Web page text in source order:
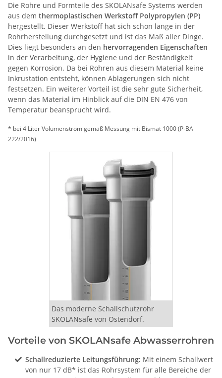
Die Rohre und Formteile des SKOLANsafe Systems werden
aus dem thermoplastischen Werkstoff Polypropylen (PP)
hergestellt. Dieser Werkstoff hat sich schon lange in der
Rohrherstellung durchgesetzt und ist das Maß aller Dinge.
Dies liegt besonders an den hervorragenden Eigenschaften
in der Verarbeitung, der Hygiene und der Beständigkeit
gegen Korrosion. Da bei Rohren aus diesem Material keine
Inkrustation entsteht, können Ablagerungen sich nicht
festsetzen. Ein weiterer Vorteil ist die sehr gute Sicherheit,
wenn das Material im Hinblick auf die DIN EN 476 von
Temperatur beansprucht wird.
* bei 4 Liter Volumenstrom gemäß Messung mit Bismat 1000 (P-BA
222/2016)
Das moderne Schallschutzrohr
SKOLANsafe von Ostendorf.
Vorteile von SKOLANsafe Abwasserrohren
Schallreduzierte Leitungsführung: Mit einem Schallwert
von nur 17 dB* ist das Rohrsystem für alle Bereiche der